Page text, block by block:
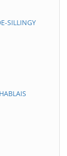
SILLINGY